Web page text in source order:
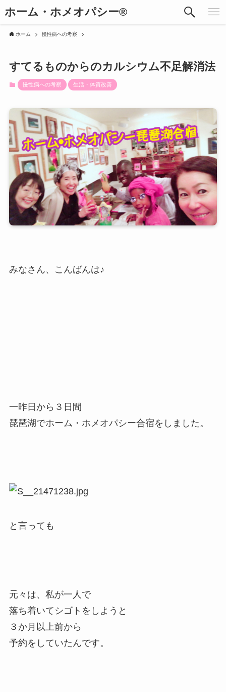
ホーム・ホメオパシー®︎
ホーム 慢性病への考察
すてるものからのカルシウム不足解消法
慢性病への考察 生活・体質改善
みなさん、こんばんは♪
一昨日から３日間
琵琶湖でホーム・ホメオパシー合宿をしました。
と言っても
元々は、私が一人で
落ち着いてシゴトをしようと
３か月以上前から
予約をしていたんです。